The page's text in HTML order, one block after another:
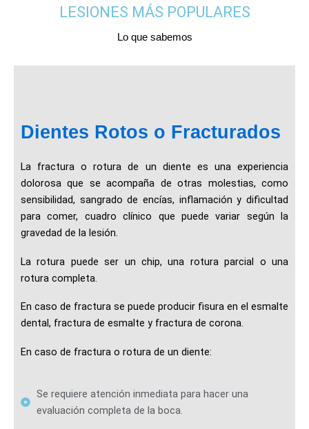
LESIONES MÁS POPULARES
Lo que sabemos
Dientes Rotos o Fracturados
La fractura o rotura de un diente es una experiencia
dolorosa que se acompaña de otras molestias, como
sensibilidad, sangrado de encías, inflamación y dificultad
para comer, cuadro clínico que puede variar según la
gravedad de la lesión.
La rotura puede ser un chip, una rotura parcial o una
rotura completa.
En caso de fractura se puede producir fisura en el esmalte
dental, fractura de esmalte y fractura de corona.
En caso de fractura o rotura de un diente:
Se requiere atención inmediata para hacer una
evaluación completa de la boca.